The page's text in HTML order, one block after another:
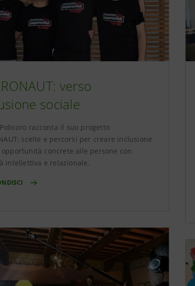
verso
sociale
Policoro racconta il suo progetto
scelte e percorsi per creare inclusione
concrete alle persone con
intellettiva e relazionale.